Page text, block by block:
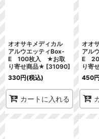
オオサキメディカル
アルウエッティBox-
E 100枚入 ★お取
り寄せ商品★ [31090]
330円(税込)
カートに入れる
オオ
アル
E
り寄
450円